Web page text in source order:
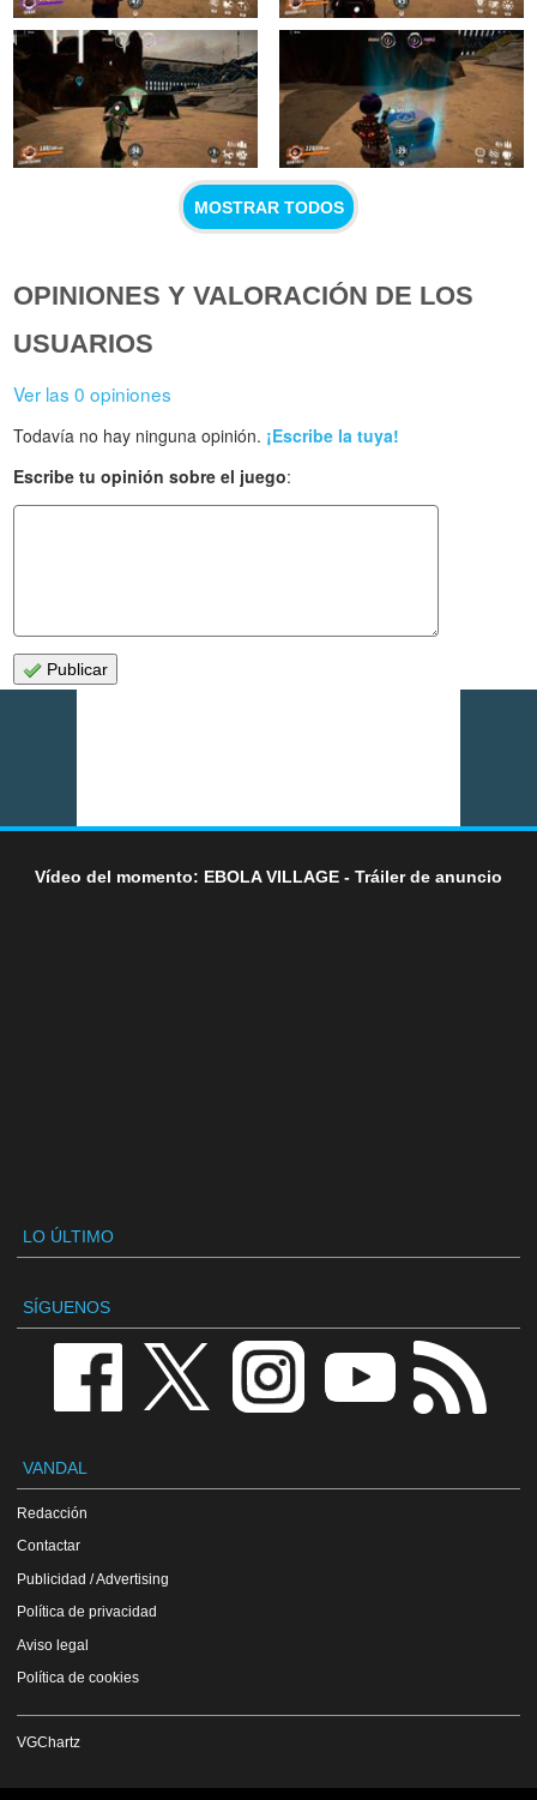
MOSTRAR TODOS
OPINIONES Y VALORACIÓN DE LOS
USUARIOS
Ver las 0 opiniones
Todavía no hay ninguna opinión. ¡Escribe la tuya!
Escribe tu opinión sobre el juego:
Publicar
Vídeo del momento: EBOLA VILLAGE - Tráiler de anuncio
LO ÚLTIMO
SÍGUENOS
VANDAL
Redacción
Contactar
Publicidad / Advertising
Política de privacidad
Aviso legal
Política de cookies
VGChartz